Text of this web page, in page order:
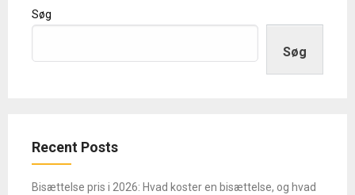
Søg
Søg
Recent Posts
Bisættelse pris i 2026: Hvad koster en bisættelse, og hvad